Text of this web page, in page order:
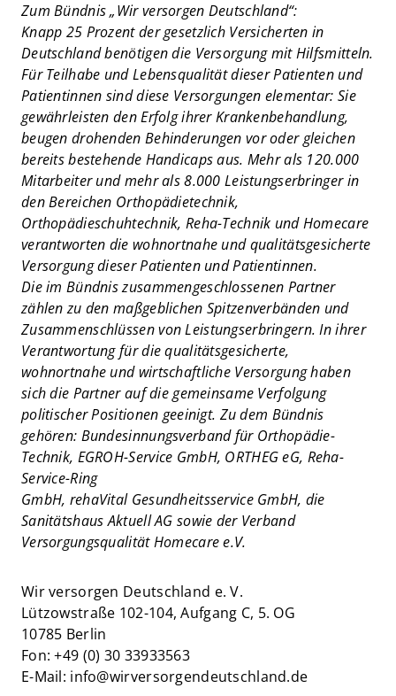
Zum Bündnis „Wir versorgen Deutschland“:
Knapp 25 Prozent der gesetzlich Versicherten in
Deutschland benötigen die Versorgung mit Hilfsmitteln.
Für Teilhabe und Lebensqualität dieser Patienten und
Patientinnen sind diese Versorgungen elementar: Sie
gewährleisten den Erfolg ihrer Krankenbehandlung,
beugen drohenden Behinderungen vor oder gleichen
bereits bestehende Handicaps aus. Mehr als 120.000
Mitarbeiter und mehr als 8.000 Leistungserbringer in
den Bereichen Orthopädietechnik,
Orthopädieschuhtechnik, Reha-Technik und Homecare
verantworten die wohnortnahe und qualitätsgesicherte
Versorgung dieser Patienten und Patientinnen.
Die im Bündnis zusammengeschlossenen Partner
zählen zu den maßgeblichen Spitzenverbänden und
Zusammenschlüssen von Leistungserbringern. In ihrer
Verantwortung für die qualitätsgesicherte,
wohnortnahe und wirtschaftliche Versorgung haben
sich die Partner auf die gemeinsame Verfolgung
politischer Positionen geeinigt. Zu dem Bündnis
gehören: Bundesinnungsverband für Orthopädie-
Technik, EGROH-Service GmbH, ORTHEG eG, Reha-
Service-Ring
GmbH, rehaVital Gesundheitsservice GmbH, die
Sanitätshaus Aktuell AG sowie der Verband
Versorgungsqualität Homecare e.V.
Wir versorgen Deutschland e. V.
Lützowstraße 102-104, Aufgang C, 5. OG
10785 Berlin
Fon: +49 (0) 30 33933563
E-Mail: info@wirversorgendeutschland.de